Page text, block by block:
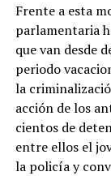
Frente a esta
parlamentaria
que van desde
periodo
la
acción de los
cientos de
entre ellos el
la policía y